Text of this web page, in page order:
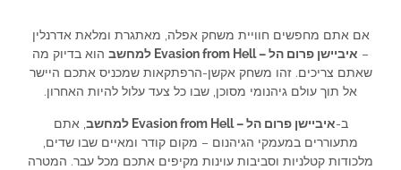
אם אתם מחפשים חוויית משחק אפלה, מאתגרת ומלאת אדרנלין
– איביישן פרום הל – Evasion from Hell למחשב
הוא בדיוק מה
שאתם צריכים. זהו משחק אקשן-הרפתקאות שמכניס אתכם היישר
אל תוך עולם גיהנומי מסוכן, שבו כל צעד עלול להיות האחרון.
ב-איביישן פרום הל – Evasion from Hell למחשב
, אתם
מתעוררים במעמקי הגיהנום – מקום קודר ומאיים שבו שדים,
מלכודות קטלניות וסביבות עוינות מקיפים אתכם מכל עבר. המטרה